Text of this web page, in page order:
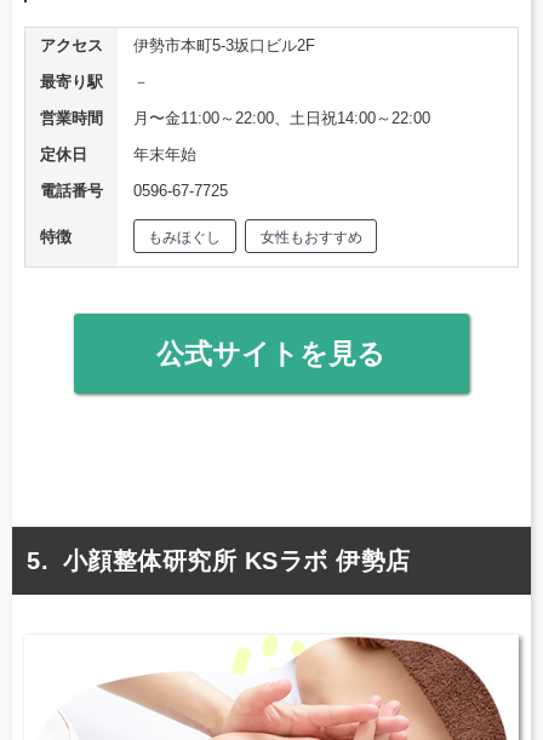
アクセス
伊勢市本町5-3坂口ビル2F
最寄り駅
－
営業時間
月〜金11:00～22:00、土日祝14:00～22:00
定休日
年末年始
電話番号
0596-67-7725
特徴 もみほぐし 女性もおすすめ
公式サイトを見る
小顔整体研究所 KSラボ 伊勢店